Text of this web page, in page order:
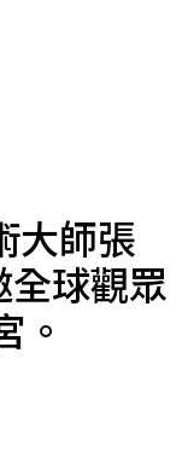
大師張
球觀眾
。